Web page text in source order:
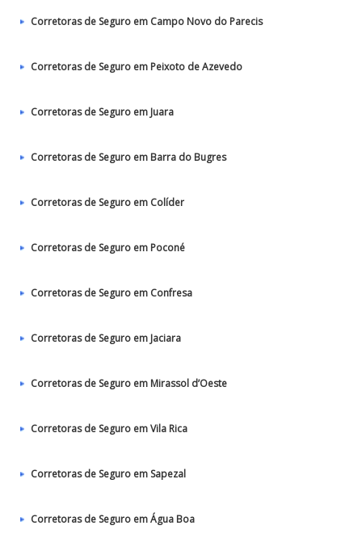
Corretoras de Seguro em Campo Novo do Parecis
Corretoras de Seguro em Peixoto de Azevedo
Corretoras de Seguro em Juara
Corretoras de Seguro em Barra do Bugres
Corretoras de Seguro em Colíder
Corretoras de Seguro em Poconé
Corretoras de Seguro em Confresa
Corretoras de Seguro em Jaciara
Corretoras de Seguro em Mirassol d’Oeste
Corretoras de Seguro em Vila Rica
Corretoras de Seguro em Sapezal
Corretoras de Seguro em Água Boa